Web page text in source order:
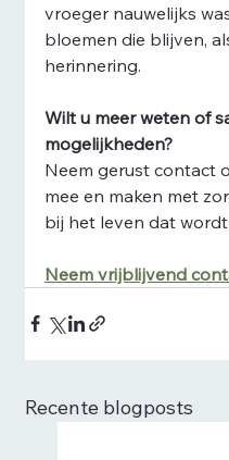
vroeger nauwelijks
bloemen die blijven,
herinnering.
Wilt u meer weten of
mogelijkheden?
Neem gerust contact
mee en maken met
bij het leven dat
Neem vrijblijvend
Recente blogposts